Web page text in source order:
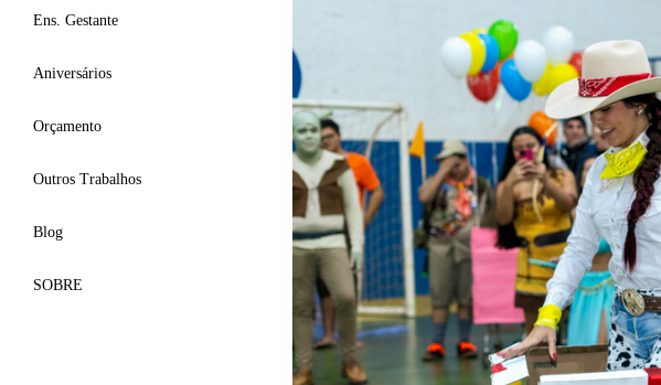
Ens. Gestante
Aniversários
Orçamento
Outros Trabalhos
Blog
SOBRE